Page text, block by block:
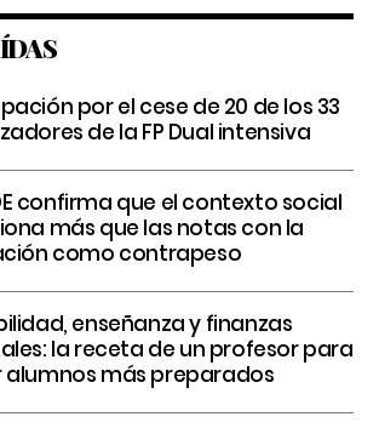
por el cese de 20 de los 33
de la FP Dual intensiva
confirma que el contexto social
más que las notas con la
como contrapeso
enseñanza y finanzas
la receta de un profesor para
más preparados